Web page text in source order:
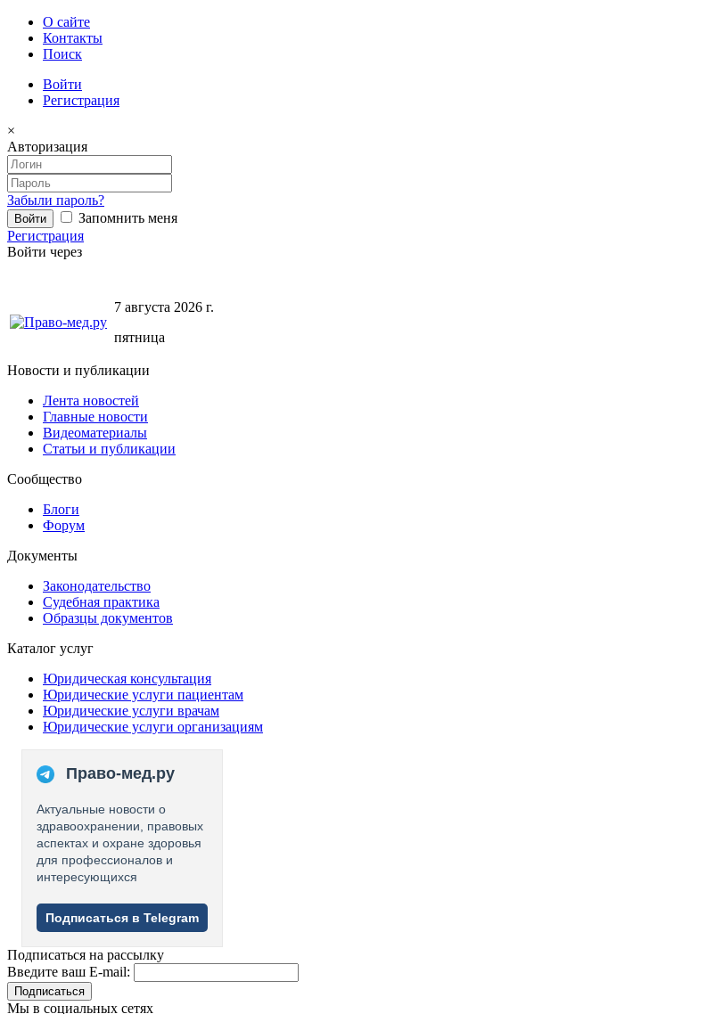
О сайте
Контакты
Поиск
Войти
Регистрация
×
Авторизация
Забыли пароль?
Запомнить меня
Регистрация
Войти через
7 августа 2026 г.
пятница
Новости и публикации
Лента новостей
Главные новости
Видеоматериалы
Статьи и публикации
Сообщество
Блоги
Форум
Документы
Законодательство
Судебная практика
Образцы документов
Каталог услуг
Юридическая консультация
Юридические услуги пациентам
Юридические услуги врачам
Юридические услуги организациям
Право-мед.ру
Актуальные новости о
здравоохранении, правовых
аспектах и охране здоровья
для профессионалов и
интересующихся
Подписаться в Telegram
Подписаться на рассылку
Введите ваш E-mail:
Подписаться
Мы в социальных сетях